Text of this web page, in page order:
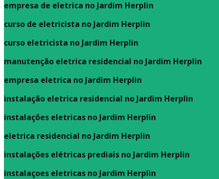
empresa de eletrica no Jardim Herplin
curso de eletricista no Jardim Herplin
curso eletricista no Jardim Herplin
manutenção eletrica residencial no Jardim Herplin
empresa eletrica no Jardim Herplin
instalação eletrica residencial no Jardim Herplin
instalações eletricas no Jardim Herplin
eletrica residencial no Jardim Herplin
instalações elétricas prediais no Jardim Herplin
instalaçoes eletricas no Jardim Herplin